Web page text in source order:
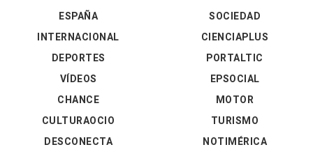
ESPAÑA
INTERNACIONAL
DEPORTES
VÍDEOS
SOCIEDAD
CIENCIAPLUS
PORTALTIC
EPSOCIAL
CHANCE
CULTURAOCIO
DESCONECTA
MOTOR
TURISMO
NOTIMÉRICA